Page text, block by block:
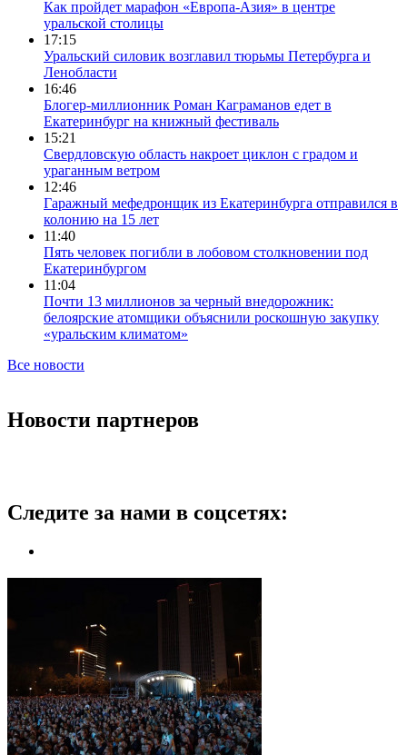
Как пройдет марафон «Европа-Азия» в центре
уральской столицы
17:15
Уральский силовик возглавил тюрьмы Петербурга и
Ленобласти
16:46
Блогер-миллионник Роман Каграманов едет в
Екатеринбург на книжный фестиваль
15:21
Свердловскую область накроет циклон с градом и
ураганным ветром
12:46
Гаражный мефедронщик из Екатеринбурга отправился в
колонию на 15 лет
11:40
Пять человек погибли в лобовом столкновении под
Екатеринбургом
11:04
Почти 13 миллионов за черный внедорожник:
белоярские атомщики объяснили роскошную закупку
«уральским климатом»
Все новости
Новости партнеров
Следите за нами в соцсетях: